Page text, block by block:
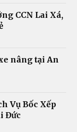
CCN Lai Xá,
nâng tại An
Vụ Bốc Xếp
Đức